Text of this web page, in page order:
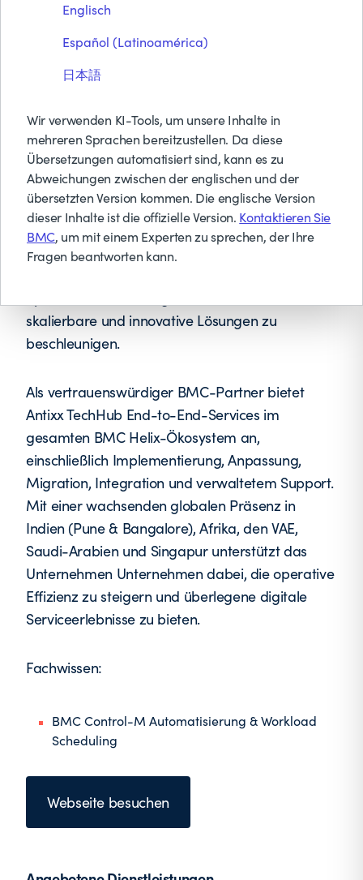
Englisch
Español (Latinoamérica)
日本語
Wir verwenden KI-Tools, um unsere Inhalte in
mehreren Sprachen bereitzustellen. Da diese
Übersetzungen automatisiert sind, kann es zu
Abweichungen zwischen der englischen und der
übersetzten Version kommen. Die englische Version
dieser Inhalte ist die offizielle Version. Kontaktieren Sie
BMC, um mit einem Experten zu sprechen, der Ihre
Fragen beantworten kann.
Antixx TechHub ist ein globales
Technologieberatungs- und
Dienstleistungsunternehmen, das sich auf IT-
Lösungen für Unternehmen spezialisiert hat. Das
2014 gegründete Unternehmen unterstützt
Unternehmen dabei, IT-Abläufe zu
skalierbare und innovative Lösungen zu
beschleunigen.
Als vertrauenswürdiger BMC-Partner bietet
Antixx TechHub End-to-End-Services im
gesamten BMC Helix-Ökosystem an,
einschließlich Implementierung, Anpassung,
Migration, Integration und verwaltetem Support.
Mit einer wachsenden globalen Präsenz in
Indien (Pune & Bangalore), Afrika, den VAE,
Saudi-Arabien und Singapur unterstützt das
Unternehmen Unternehmen dabei, die operative
Effizienz zu steigern und überlegene digitale
Serviceerlebnisse zu bieten.
Fachwissen:
BMC Control-M Automatisierung & Workload
Scheduling
Webseite besuchen